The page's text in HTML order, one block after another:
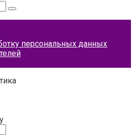
персональных данных